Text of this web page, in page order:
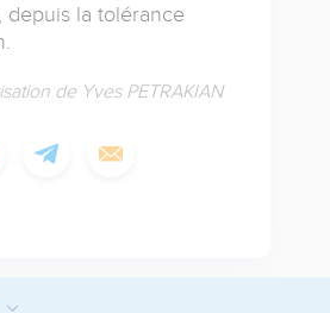
depuis la tolérance
de Yves PETRAKIAN